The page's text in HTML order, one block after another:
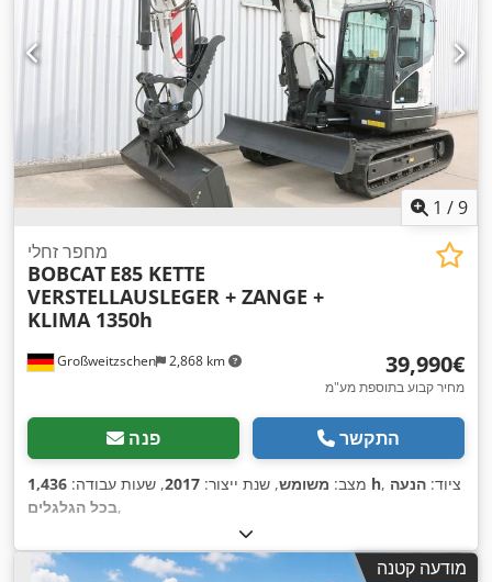
1 /9
Großweitzschen 2,868 km
מחפר זחלי
BOBCAT E85 KETTE
VERSTELLAUSLEGER + ZANGE +
KLIMA 1350h
‏39,990 ‏€
מחיר קבוע בתוספת מע"מ
פנה התקשר
מצב: משומש, שנת ייצור: 2017, שעות עבודה: 1,436 h , ציוד: הנעה
בכל הגלגלים,
מודעה קטנה